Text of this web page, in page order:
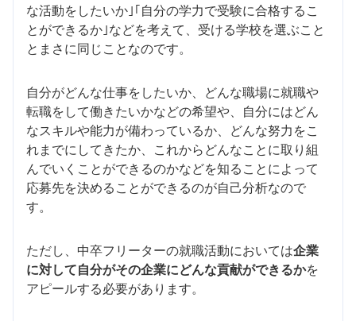
な活動をしたいか｣｢自分の学力で受験に合格するこ
とができるか｣などを考えて、受ける学校を選ぶこと
とまさに同じことなのです。
自分がどんな仕事をしたいか、どんな職場に就職や
転職をして働きたいかなどの希望や、自分にはどん
なスキルや能力が備わっているか、どんな努力をこ
れまでにしてきたか、これからどんなことに取り組
んでいくことができるのかなどを知ることによって
応募先を決めることができるのが自己分析なので
す。
ただし、中卒フリーターの就職活動においては企業
に対して自分がその企業にどんな貢献ができるかを
アピールする必要があります。